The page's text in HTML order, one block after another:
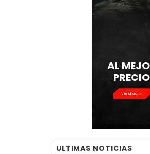
AL MEJOR
PRECIO
ULTIMAS NOTICIAS